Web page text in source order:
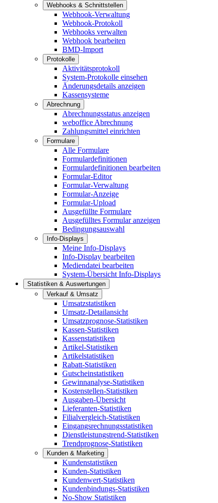
Webhooks & Schnittstellen
Webhook-Verwaltung
Webhook-Protokoll
Webhooks verwalten
Webhook bearbeiten
BMD-Import
Protokolle
Aktivitätsprotokoll
System-Protokolle einsehen
Änderungsdetails anzeigen
Kassensysteme
Abrechnung
Abrechnungsstatus anzeigen
weboffice Abrechnung
Zahlungsmittel einrichten
Formulare
Alle Formulare
Formulardefinitionen
Formulardefinitionen bearbeiten
Formular-Editor
Formular-Verwaltung
Formular-Anzeige
Formular-Upload
Ausgefüllte Formulare
Ausgefülltes Formular anzeigen
Bedingungsauswahl
Info-Displays
Meine Info-Displays
Info-Display bearbeiten
Mediendatei bearbeiten
System-Übersicht Info-Displays
Statistiken & Auswertungen
Verkauf & Umsatz
Umsatzstatistiken
Umsatz-Detailansicht
Umsatzprognose-Statistiken
Kassen-Statistiken
Kassenstatistiken
Artikel-Statistiken
Artikelstatistiken
Rabatt-Statistiken
Gutscheinstatistiken
Gewinnanalyse-Statistiken
Kostenstellen-Statistiken
Ausgaben-Übersicht
Lieferanten-Statistiken
Filialvergleich-Statistiken
Eingangsrechnungsstatistiken
Dienstleistungstrend-Statistiken
Trendprognose-Statistiken
Kunden & Marketing
Kundenstatistiken
Kunden-Statistiken
Kundenwert-Statistiken
Kundenbindungs-Statistiken
No-Show Statistiken